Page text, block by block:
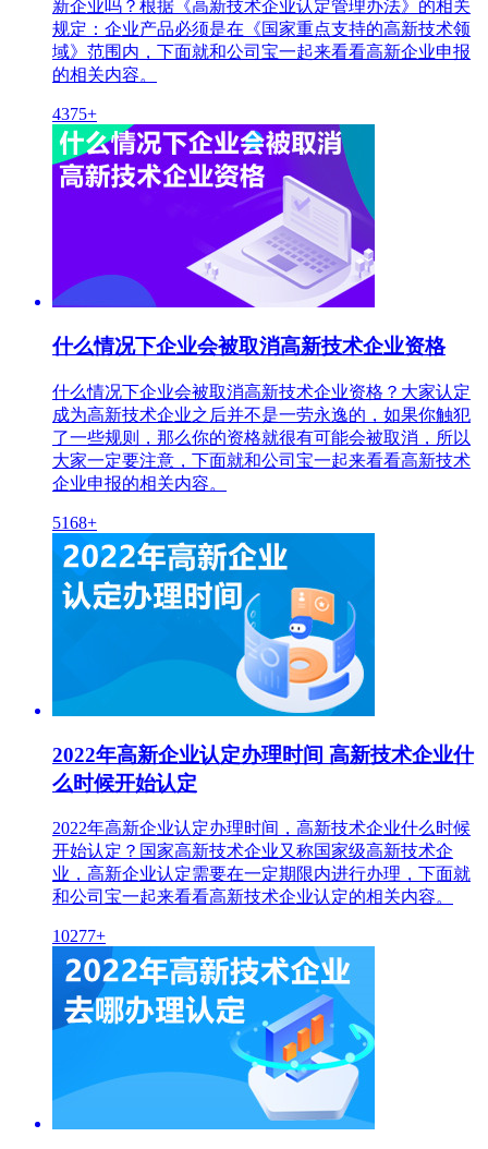
新企业吗？根据《高新技术企业认定管理办法》的相关
规定：企业产品必须是在《国家重点支持的高新技术领
域》范围内，下面就和公司宝一起来看看高新企业申报
的相关内容。
4375+
什么情况下企业会被取消高新技术企业资格
什么情况下企业会被取消高新技术企业资格？大家认定
成为高新技术企业之后并不是一劳永逸的，如果你触犯
了一些规则，那么你的资格就很有可能会被取消，所以
大家一定要注意，下面就和公司宝一起来看看高新技术
企业申报的相关内容。
5168+
2022年高新企业认定办理时间 高新技术企业什
么时候开始认定
2022年高新企业认定办理时间，高新技术企业什么时候
开始认定？国家高新技术企业又称国家级高新技术企
业，高新企业认定需要在一定期限内进行办理，下面就
和公司宝一起来看看高新技术企业认定的相关内容。
10277+